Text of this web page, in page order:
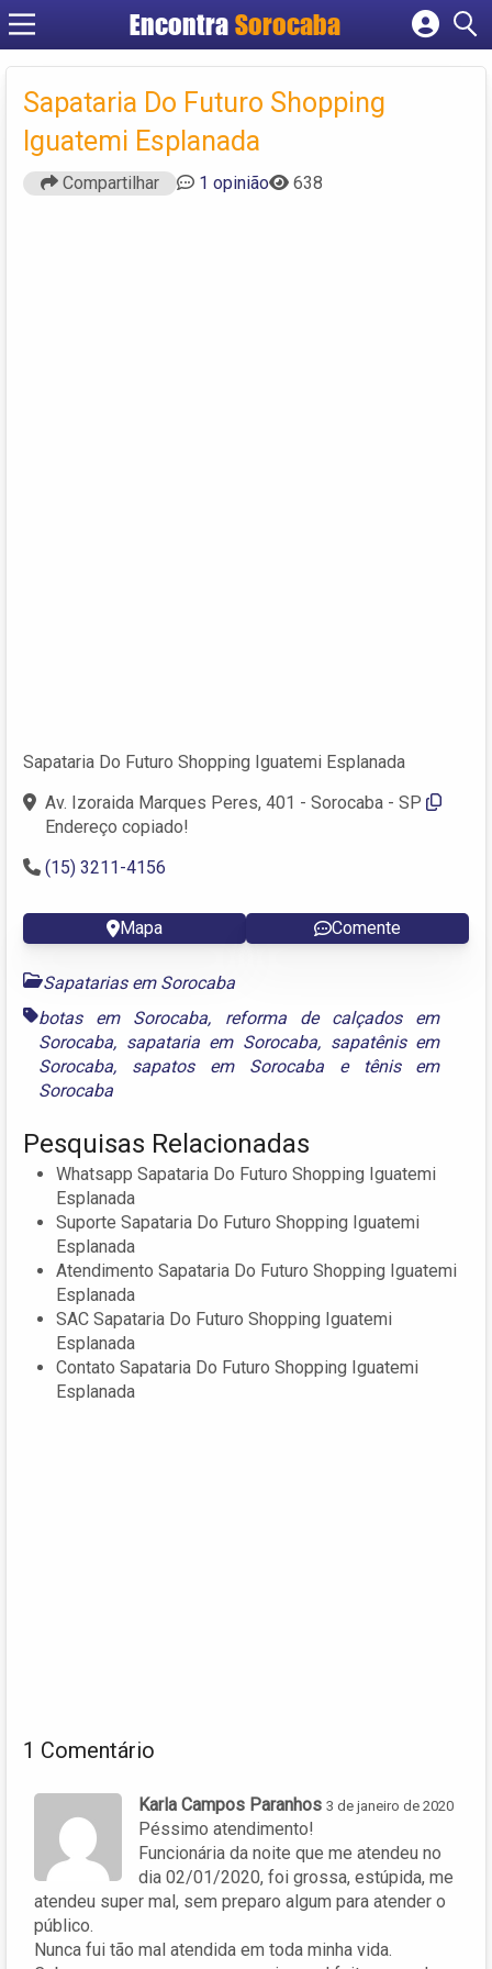
EncontraSorocaba
Cadastrar empresa
Criar conta
Sapataria Do Futuro Shopping
Iguatemi Esplanada
Compartilhar 1 opinião 638
Sapataria Do Futuro Shopping Iguatemi Esplanada
Av. Izoraida Marques Peres, 401 - Sorocaba - SP
Endereço copiado!
(15) 3211-4156
Mapa Comente
Sapatarias em Sorocaba
botas em Sorocaba, reforma de calçados em
Sorocaba, sapataria em Sorocaba, sapatênis em
Sorocaba, sapatos em Sorocabae
tênis em
Sorocaba
Pesquisas Relacionadas
Whatsapp Sapataria Do Futuro Shopping Iguatemi
Esplanada
Suporte Sapataria Do Futuro Shopping Iguatemi
Esplanada
Atendimento Sapataria Do Futuro Shopping Iguatemi
Esplanada
SAC Sapataria Do Futuro Shopping Iguatemi
Esplanada
Contato Sapataria Do Futuro Shopping Iguatemi
Esplanada
1 Comentário
Karla Campos Paranhos 3 de janeiro de 2020
Péssimo atendimento!
Funcionária da noite que me atendeu no
dia 02/01/2020, foi grossa, estúpida, me
atendeu super mal, sem preparo algum para atender o
público.
Nunca fui tão mal atendida em toda minha vida.